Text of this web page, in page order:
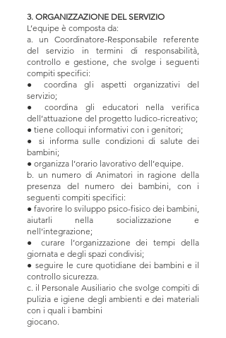
3. ORGANIZZAZIONE DEL SERVIZIO
L’equipe è composta da:
a. un Coordinatore-Responsabile referente
del servizio in termini di responsabilità,
controllo e gestione, che svolge i seguenti
compiti specifici:
● coordina gli aspetti organizzativi del
servizio;
● coordina gli educatori nella verifica
dell’attuazione del progetto ludico-ricreativo;
● tiene colloqui informativi con i genitori;
● si informa sulle condizioni di salute dei
bambini;
● organizza l’orario lavorativo dell’equipe.
b. un numero di Animatori in ragione della
presenza del numero dei bambini, con i
seguenti compiti specifici:
● favorire lo sviluppo psico-fisico dei bambini,
aiutarli nella socializzazione e
nell’integrazione;
● curare l’organizzazione dei tempi della
giornata e degli spazi condivisi;
● seguire le cure quotidiane dei bambini e il
controllo sicurezza.
c. il Personale Ausiliario che svolge compiti di
pulizia e igiene degli ambienti e dei materiali
con i quali i bambini
giocano.